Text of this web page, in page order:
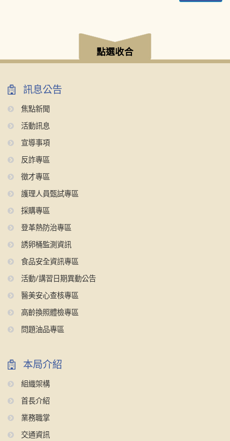
點選收合
訊息公告
焦點新聞
活動訊息
宣導事項
反詐專區
徵才專區
護理人員甄試專區
採購專區
登革熱防治專區
誘卵桶監測資訊
食品安全資訊專區
活動/講習日期異動公告
醫美安心查核專區
高齡換照體檢專區
問題油品專區
本局介紹
組織架構
首長介紹
業務職掌
交通資訊